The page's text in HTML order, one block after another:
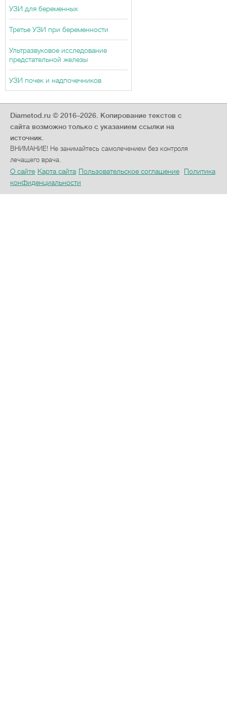
УЗИ для беременных
Третье УЗИ при беременности
Ультразвуковое исследование
предстательной железы
УЗИ почек и надпочечников
Diametod.ru © 2016–2026. Копирование текстов с
сайта возможно только с указанием ссылки на
источник.
ВНИМАНИЕ! Не занимайтесь самолечением без контроля
лечащего врача.
О сайте Карта сайта Пользовательское соглашение
Политика
конфиденциальности